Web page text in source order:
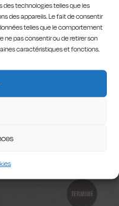
des technologies telles que les
des appareils. Le fait de consentir
telles que le comportement
ne pas consentir ou de retirer son
caractéristiques et fonctions.
ANIMAUX
TERMINÉ